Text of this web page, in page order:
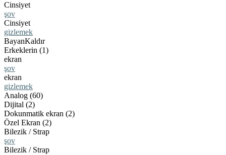
Cinsiyet
şov
Cinsiyet
gizlemek
BayanKaldır
Erkeklerin (1)
ekran
şov
ekran
gizlemek
Analog (60)
Dijital (2)
Dokunmatik ekran (2)
Özel Ekran (2)
Bilezik / Strap
şov
Bilezik / Strap